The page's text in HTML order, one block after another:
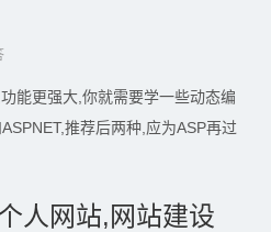
能更强大,你就需要学一些动态编
推荐后两种,应为ASP再过
区别自己上网搜索吧,本人更倾向
人网站,网站建设